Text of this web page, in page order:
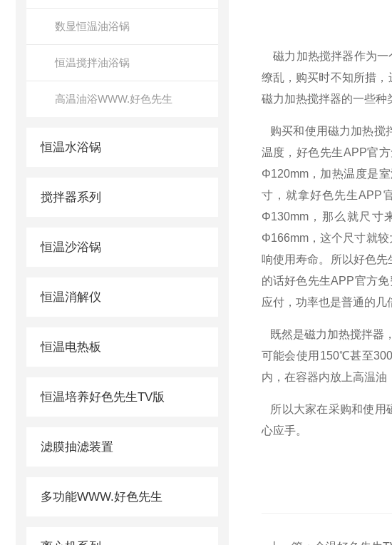
数显恒温油浴锅
恒温搅拌油浴锅
高温油浴WWW.好色先生
恒温水浴锅
搅拌器系列
恒温沙浴锅
恒温消解仪
恒温电热板
恒温培养好色先生TV版
滤膜抽滤装置
多功能WWW.好色先生
磁力加热搅拌器作为一
缭乱，购买时不知所措
磁力加热搅拌器的一些种
购买和使用磁力加热搅
温度，好色先生APP官
Φ120mm，加热温度是室
寸，就拿好色先生APP
Φ130mm，那么就尺寸
Φ166mm，这个尺寸就
响使用寿命。所以好色
的话好色先生APP官方
应付，功率也是普通的几
既然是磁力加热搅拌器
可能会使用 150℃甚至300
内，在容器内放上高温油
所以大家在采购和使用
心应手。